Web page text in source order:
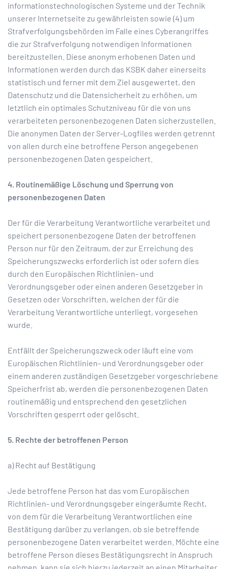
informationstechnologischen Systeme und der Technik
unserer Internetseite zu gewährleisten sowie (4) um
Strafverfolgungsbehörden im Falle eines Cyberangriffes
die zur Strafverfolgung notwendigen Informationen
bereitzustellen. Diese anonym erhobenen Daten und
Informationen werden durch das KSBK daher einerseits
statistisch und ferner mit dem Ziel ausgewertet, den
Datenschutz und die Datensicherheit zu erhöhen, um
letztlich ein optimales Schutzniveau für die von uns
verarbeiteten personenbezogenen Daten sicherzustellen.
Die anonymen Daten der Server-Logfiles werden getrennt
von allen durch eine betroffene Person angegebenen
personenbezogenen Daten gespeichert.
4. Routinemäßige Löschung und Sperrung von
personenbezogenen Daten
Der für die Verarbeitung Verantwortliche verarbeitet und
speichert personenbezogene Daten der betroffenen
Person nur für den Zeitraum, der zur Erreichung des
Speicherungszwecks erforderlich ist oder sofern dies
durch den Europäischen Richtlinien- und
Verordnungsgeber oder einen anderen Gesetzgeber in
Gesetzen oder Vorschriften, welchen der für die
Verarbeitung Verantwortliche unterliegt, vorgesehen
wurde.
Entfällt der Speicherungszweck oder läuft eine vom
Europäischen Richtlinien- und Verordnungsgeber oder
einem anderen zuständigen Gesetzgeber vorgeschriebene
Speicherfrist ab, werden die personenbezogenen Daten
routinemäßig und entsprechend den gesetzlichen
Vorschriften gesperrt oder gelöscht.
5. Rechte der betroffenen Person
a) Recht auf Bestätigung
Jede betroffene Person hat das vom Europäischen
Richtlinien- und Verordnungsgeber eingeräumte Recht,
von dem für die Verarbeitung Verantwortlichen eine
Bestätigung darüber zu verlangen, ob sie betreffende
personenbezogene Daten verarbeitet werden. Möchte eine
betroffene Person dieses Bestätigungsrecht in Anspruch